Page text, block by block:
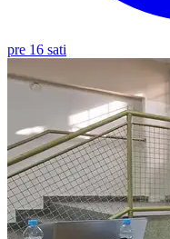
pre 16 sati